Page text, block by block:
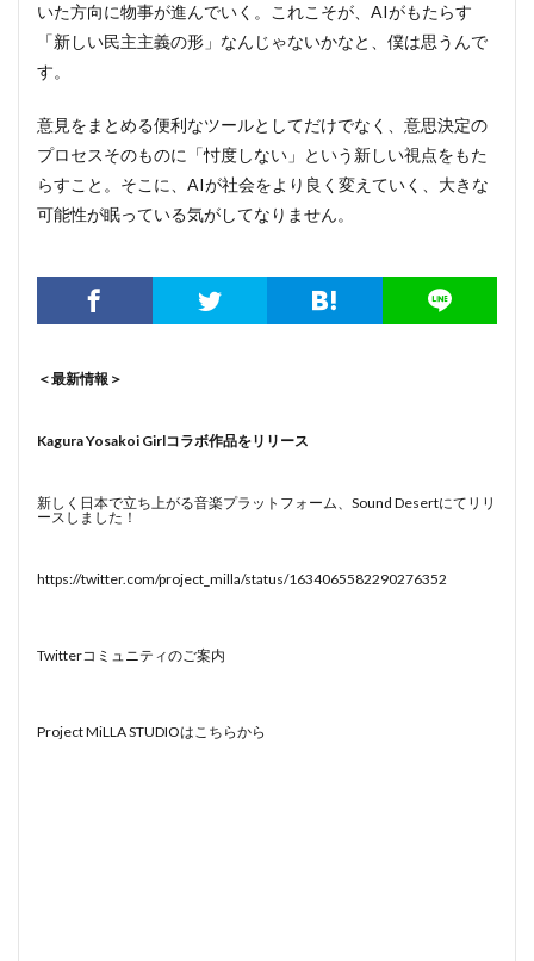
いた方向に物事が進んでいく。これこそが、AIがもたらす
「新しい民主主義の形」なんじゃないかなと、僕は思うんで
す。
意見をまとめる便利なツールとしてだけでなく、意思決定の
プロセスそのものに「忖度しない」という新しい視点をもた
らすこと。そこに、AIが社会をより良く変えていく、大きな
可能性が眠っている気がしてなりません。
＜最新情報＞
Kagura Yosakoi Girlコラボ作品をリリース
新しく日本で立ち上がる音楽プラットフォーム、Sound Desertにてリリ
ースしました！
https://twitter.com/project_milla/status/1634065582290276352
Twitterコミュニティのご案内
Project MiLLA STUDIOはこちらから